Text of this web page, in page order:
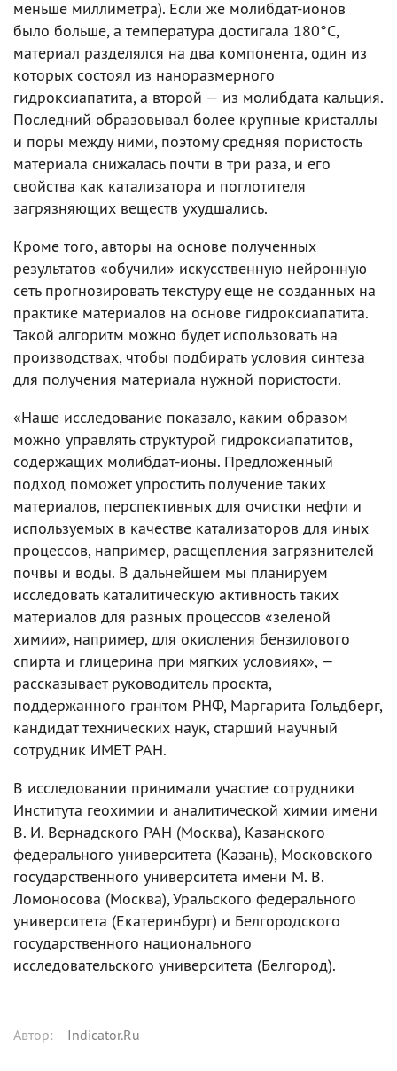
меньше миллиметра). Если же молибдат-ионов
было больше, а температура достигала 180°C,
материал разделялся на два компонента, один из
которых состоял из наноразмерного
гидроксиапатита, а второй — из молибдата кальция.
Последний образовывал более крупные кристаллы
и поры между ними, поэтому средняя пористость
материала снижалась почти в три раза, и его
свойства как катализатора и поглотителя
загрязняющих веществ ухудшались.
Кроме того, авторы на основе полученных
результатов «обучили» искусственную нейронную
сеть прогнозировать текстуру еще не созданных на
практике материалов на основе гидроксиапатита.
Такой алгоритм можно будет использовать на
производствах, чтобы подбирать условия синтеза
для получения материала нужной пористости.
«Наше исследование показало, каким образом
можно управлять структурой гидроксиапатитов,
содержащих молибдат-ионы. Предложенный
подход поможет упростить получение таких
материалов, перспективных для очистки нефти и
используемых в качестве катализаторов для иных
процессов, например, расщепления загрязнителей
почвы и воды. В дальнейшем мы планируем
исследовать каталитическую активность таких
материалов для разных процессов «зеленой
химии», например, для окисления бензилового
спирта и глицерина при мягких условиях», —
рассказывает руководитель проекта,
поддержанного грантом РНФ, Маргарита Гольдберг,
кандидат технических наук, старший научный
сотрудник ИМЕТ РАН.
В исследовании принимали участие сотрудники
Института геохимии и аналитической химии имени
В. И. Вернадского РАН (Москва), Казанского
федерального университета (Казань), Московского
государственного университета имени М. В.
Ломоносова (Москва), Уральского федерального
университета (Екатеринбург) и Белгородского
государственного национального
исследовательского университета (Белгород).
Автор: Indicator.Ru